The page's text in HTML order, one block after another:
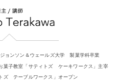
ョンソン＆ウェールズ大学 製菓学科卒業
菓子教室「サティトズ ケーキワークス」主宰
ズ テーブルワークス」オープン